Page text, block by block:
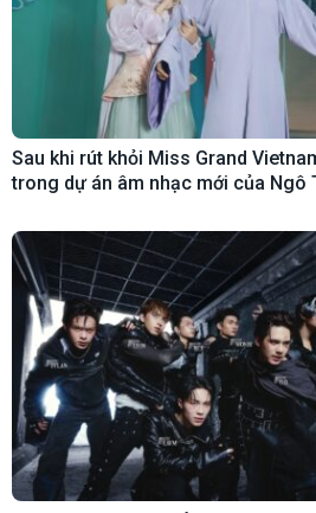
Sau khi rút khỏi Miss Grand
trong dự án âm nhạc mới của Ngô